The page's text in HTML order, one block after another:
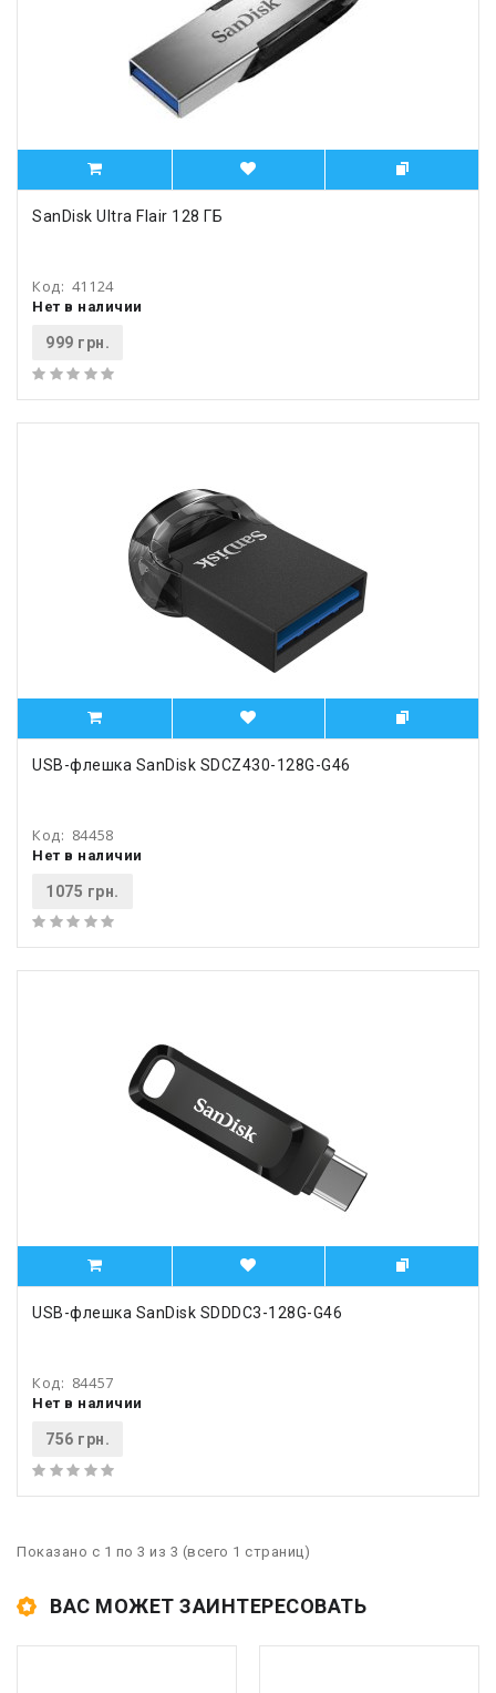
SanDisk Ultra Flair 128 ГБ
Код: 41124
Нет в наличии
999 грн.
USB-флешка SanDisk SDCZ430-128G-G46
Код: 84458
Нет в наличии
1075 грн.
USB-флешка SanDisk SDDDC3-128G-G46
Код: 84457
Нет в наличии
756 грн.
Показано с 1 по 3 из 3 (всего 1 страниц)
ВАС МОЖЕТ ЗАИНТЕРЕСОВАТЬ